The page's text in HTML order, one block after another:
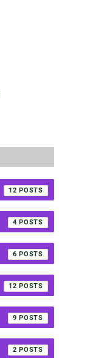
12
4
6
12
9
2